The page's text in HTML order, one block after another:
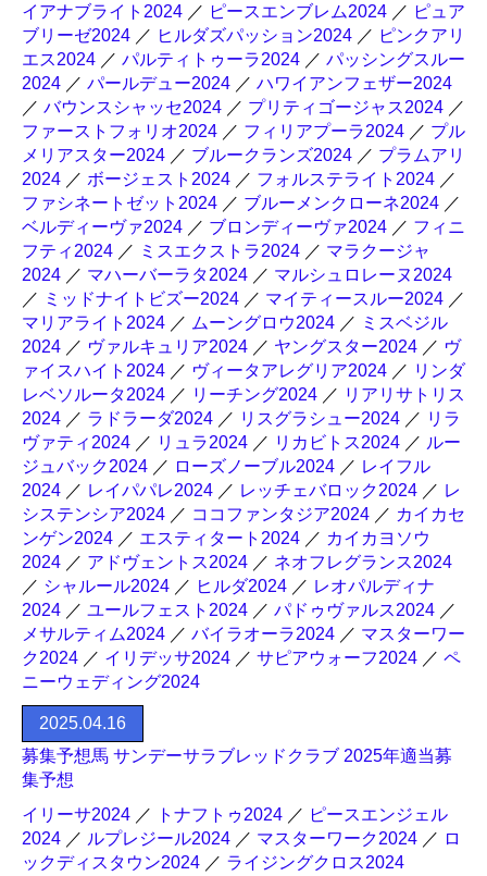
イアナブライト2024 ／ ピースエンブレム2024 ／ ピュア
ブリーゼ2024 ／ ヒルダズパッション2024 ／ ピンクアリ
エス2024 ／ パルティトゥーラ2024 ／ パッシングスルー
2024 ／ パールデュー2024 ／ ハワイアンフェザー2024
／ バウンスシャッセ2024 ／ プリティゴージャス2024 ／
ファーストフォリオ2024 ／ フィリアプーラ2024 ／ プル
メリアスター2024 ／ ブルークランズ2024 ／ プラムアリ
2024 ／ ボージェスト2024 ／ フォルステライト2024 ／
ファシネートゼット2024 ／ ブルーメンクローネ2024 ／
ベルディーヴァ2024 ／ ブロンディーヴァ2024 ／ フィニ
フティ2024 ／ ミスエクストラ2024 ／ マラクージャ
2024 ／ マハーバーラタ2024 ／ マルシュロレーヌ2024
／ ミッドナイトビズー2024 ／ マイティースルー2024 ／
マリアライト2024 ／ ムーングロウ2024 ／ ミスベジル
2024 ／ ヴァルキュリア2024 ／ ヤングスター2024 ／ ヴ
ァイスハイト2024 ／ ヴィータアレグリア2024 ／ リンダ
レベソルータ2024 ／ リーチング2024 ／ リアリサトリス
2024 ／ ラドラーダ2024 ／ リスグラシュー2024 ／ リラ
ヴァティ2024 ／ リュラ2024 ／ リカビトス2024 ／ ルー
ジュバック2024 ／ ローズノーブル2024 ／ レイフル
2024 ／ レイパパレ2024 ／ レッチェバロック2024 ／ レ
システンシア2024 ／ ココファンタジア2024 ／ カイカセ
ンゲン2024 ／ エスティタート2024 ／ カイカヨソウ
2024 ／ アドヴェントス2024 ／ ネオフレグランス2024
／ シャルール2024 ／ ヒルダ2024 ／ レオパルディナ
2024 ／ ユールフェスト2024 ／ パドゥヴァルス2024 ／
メサルティム2024 ／ バイラオーラ2024 ／ マスターワー
ク2024 ／ イリデッサ2024 ／ サピアウォーフ2024 ／ ペ
ニーウェディング2024
2025.04.16
募集予想馬 サンデーサラブレッドクラブ 2025年適当募
集予想
イリーサ2024 ／ トナフトゥ2024 ／ ピースエンジェル
2024 ／ ルプレジール2024 ／ マスターワーク2024 ／ ロ
ックディスタウン2024 ／ ライジングクロス2024